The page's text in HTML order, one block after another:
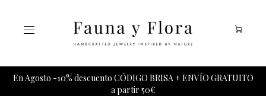
En Agosto -10% descuento CÓDIGO BRISA + ENVÍO GRATUITO
a partir 50€